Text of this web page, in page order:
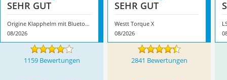
SEHR GUT
Origine Klapphelm mit Bluetooth
08/2026
SEHR GUT
Westt Torque X
08/2026
1159 Bewertungen 2841 Bewertungen